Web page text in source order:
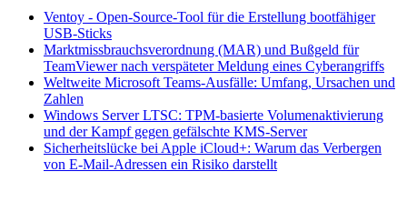
Ventoy - Open-Source-Tool für die Erstellung bootfähiger
USB-Sticks
Marktmissbrauchsverordnung (MAR) und Bußgeld für
TeamViewer nach verspäteter Meldung eines Cyberangriffs
Weltweite Microsoft Teams-Ausfälle: Umfang, Ursachen und
Zahlen
Windows Server LTSC: TPM-basierte Volumenaktivierung
und der Kampf gegen gefälschte KMS-Server
Sicherheitslücke bei Apple iCloud+: Warum das Verbergen
von E-Mail-Adressen ein Risiko darstellt